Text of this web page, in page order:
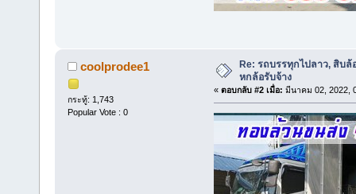
coolprodee1
กระทู้: 1,743
Popular Vote : 0
Re: รถบรรทุกไปลาว, สิบล้
หกล้อรับจ้าง
« ตอบกลับ #2 เมื่อ: มีนาคม 02, 2022,